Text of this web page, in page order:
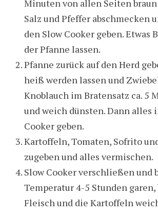
Minuten von allen Seiten
Salz und Pfeffer abschmecken
den Slow Cooker geben. Etwas
der Pfanne lassen.
Pfanne zurück auf den Herd
heiß werden lassen und
Knoblauch im Bratensatz ca. 5
und weich dünsten. Dann alles
Cooker geben.
Kartoffeln, Tomaten, Sofrito
zugeben und alles vermischen.
Slow Cooker verschließen und
Temperatur 4-5 Stunden garen,
Fleisch und die Kartoffeln